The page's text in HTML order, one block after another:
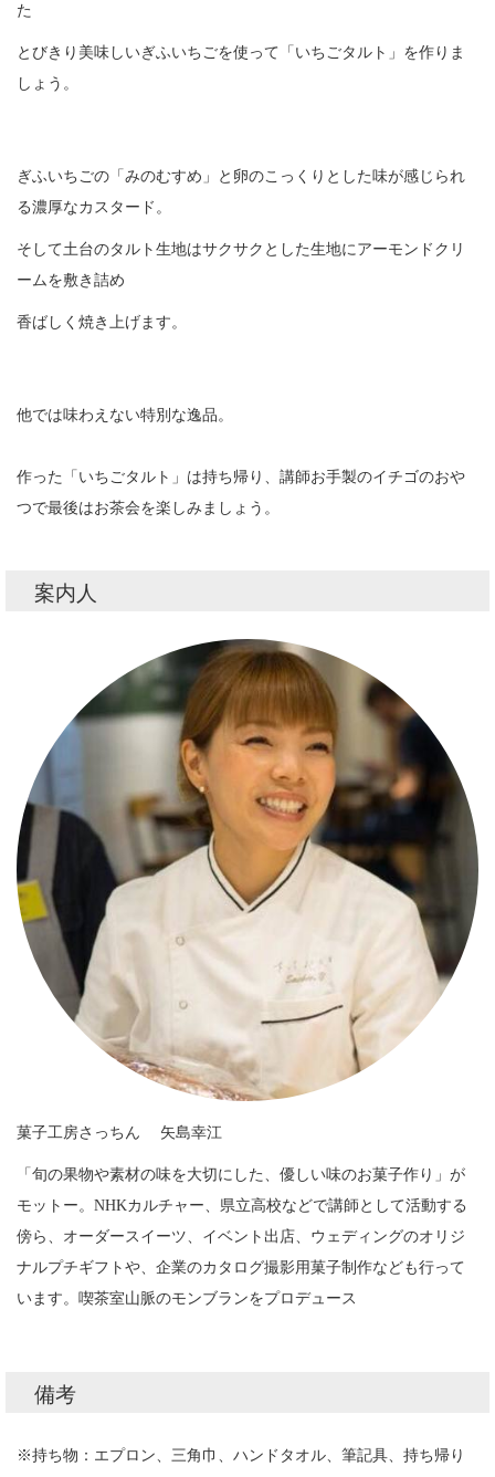
た
とびきり美味しいぎふいちごを使って「いちごタルト」を作りま
しょう。
ぎふいちごの「みのむすめ」と卵のこっくりとした味が感じられ
る濃厚なカスタード。
そして土台のタルト生地はサクサクとした生地にアーモンドクリ
ームを敷き詰め
香ばしく焼き上げます。
他では味わえない特別な逸品。
作った「いちごタルト」は持ち帰り、講師お手製のイチゴのおや
つで最後はお茶会を楽しみましょう。
案内人
菓子工房さっちん 矢島幸江
「旬の果物や素材の味を大切にした、優しい味のお菓子作り」が
モットー。NHKカルチャー、県立高校などで講師として活動する
傍ら、オーダースイーツ、イベント出店、ウェディングのオリジ
ナルプチギフトや、企業のカタログ撮影用菓子制作なども行って
います。喫茶室山脈のモンブランをプロデュース
備考
※持ち物：エプロン、三角巾、ハンドタオル、筆記具、持ち帰り